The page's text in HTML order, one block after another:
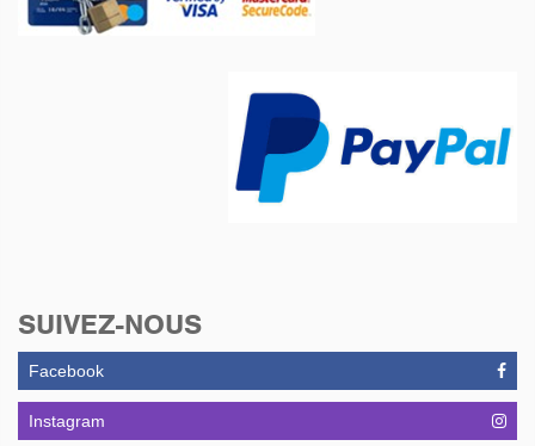
SUIVEZ-NOUS
Facebook
Instagram